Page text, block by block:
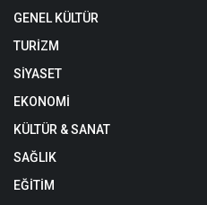
GENEL KÜLTÜR
TURİZM
SİYASET
EKONOMİ
KÜLTÜR & SANAT
SAĞLIK
EĞİTİM